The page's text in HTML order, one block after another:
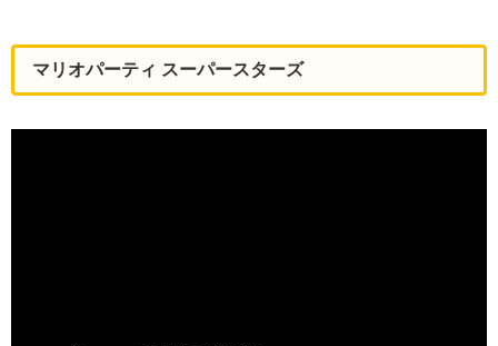
マリオパーティ スーパースターズ